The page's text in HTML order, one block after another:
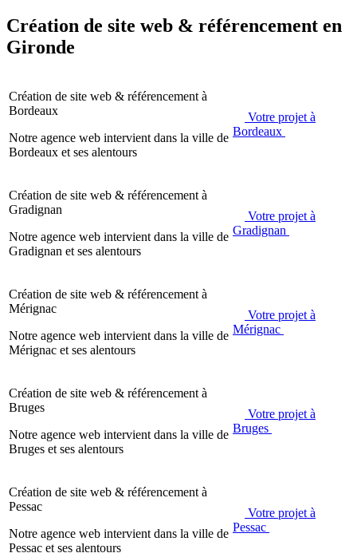
Création de site web & référencement en
Gironde
Création de site web & référencement à
Bordeaux
Notre agence web intervient dans la ville de
Bordeaux et ses alentours
Votre projet à
Bordeaux
Création de site web & référencement à
Gradignan
Notre agence web intervient dans la ville de
Gradignan et ses alentours
Votre projet à
Gradignan
Création de site web & référencement à
Mérignac
Notre agence web intervient dans la ville de
Mérignac et ses alentours
Votre projet à
Mérignac
Création de site web & référencement à
Bruges
Notre agence web intervient dans la ville de
Bruges et ses alentours
Votre projet à
Bruges
Création de site web & référencement à
Pessac
Notre agence web intervient dans la ville de
Pessac et ses alentours
Votre projet à
Pessac